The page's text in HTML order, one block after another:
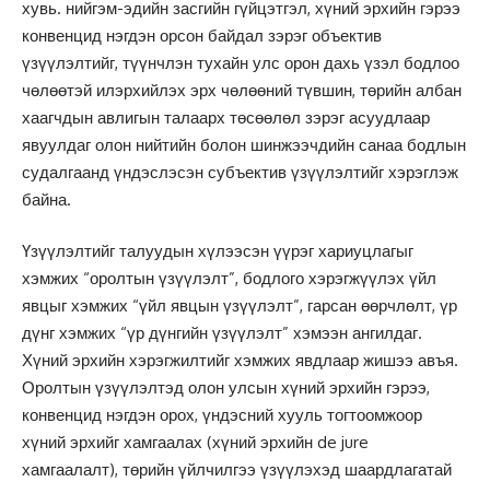
хувь. нийгэм-эдийн засгийн гүйцэтгэл, хүний эрхийн гэрээ
конвенцид нэгдэн орсон байдал зэрэг объектив
үзүүлэлтийг, түүнчлэн тухайн улс орон дахь үзэл бодлоо
чөлөөтэй илэрхийлэх эрх чөлөөний түвшин, төрийн албан
хаагчдын авлигын талаарх төсөөлөл зэрэг асуудлаар
явуулдаг олон нийтийн болон шинжээчдийн санаа бодлын
судалгаанд үндэслэсэн субъектив үзүүлэлтийг хэрэглэж
байна.
Үзүүлэлтийг талуудын хүлээсэн үүрэг хариуцлагыг
хэмжих “оролтын үзүүлэлт”, бодлого хэрэгжүүлэх үйл
явцыг хэмжих “үйл явцын үзүүлэлт”, гарсан өөрчлөлт, үр
дүнг хэмжих “үр дүнгийн үзүүлэлт” хэмээн ангилдаг.
Хүний эрхийн хэрэгжилтийг хэмжих явдлаар жишээ авъя.
Оролтын үзүүлэлтэд олон улсын хүний эрхийн гэрээ,
конвенцид нэгдэн орох, үндэсний хууль тогтоомжоор
хүний эрхийг хамгаалах (хүний эрхийн de jure
хамгаалалт), төрийн үйлчилгээ үзүүлэхэд шаардлагатай